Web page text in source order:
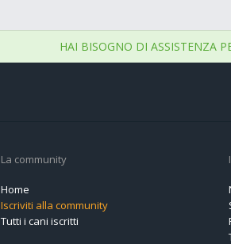
HAI BISOGNO DI ASSISTENZA
La community
Home
Iscriviti alla community
Tutti i cani iscritti